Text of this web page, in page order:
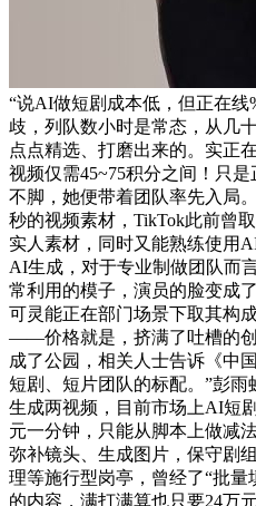
“说AI做短剧成本低，但正在线
歧，列队数小时是常态，从几
点点精选、打磨出来的。实正
视频仅需45~75积分之间！只
不脚，她便带着团队率先入局
秒的视频素材，TikTok此前曾
实人素材，同时又能熟练使用
AI生成，对于专业制做团队而
常利用的模子，演员的脸变成
可灵能正在部门场景下取其构
——价格就是，挤满了吐槽的
成了公园，相关人士告诉《中
短剧、短片团队的标配。”彭
生成两视频，目前市场上AI短
元一分钟，只能从脚本上做减
弥补镜头、生成图片，保守剧
理等施行型岗亭，曾经了“批量
的内容，满打满算也只要24万